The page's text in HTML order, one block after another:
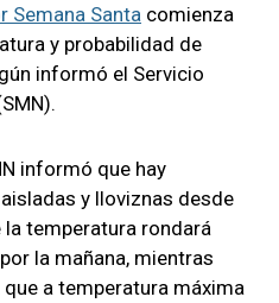
Semana Santa comienza
y probabilidad de
informó el Servicio
informó que hay
y lloviznas desde
la temperatura rondará
la mañana, mientras
a temperatura máxima